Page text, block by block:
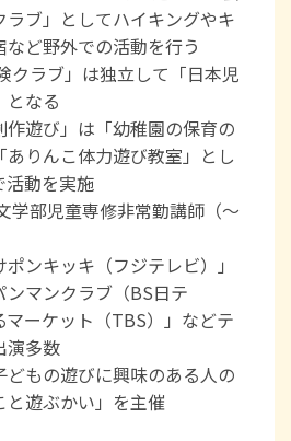
ラブ」としてハイキングやキ
ど野外での活動を行う
クラブ」は独立して「日本児
となる
作遊び」は「幼稚園の保育の
りんこ体力遊び教室」とし
活動を実施
学部児童専修非常勤講師（～
ンキッキ（フジテレビ）」
マンクラブ（BS日テ
マーケット（TBS）」などテ
演多数
どもの遊びに興味のある人の
遊ぶかい」を主催